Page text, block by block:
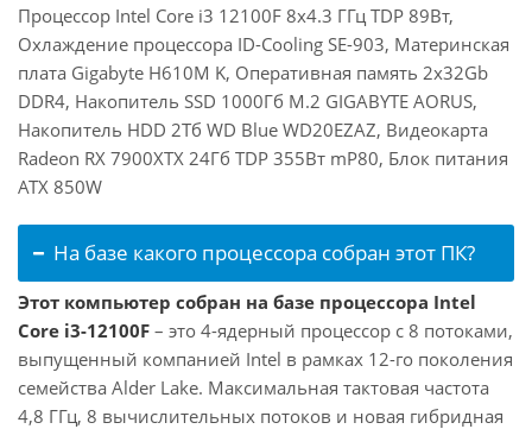
Процессор Intel Core i3 12100F 8x4.3 ГГц TDP 89Вт,
Охлаждение процессора ID-Cooling SE-903, Материнская
плата Gigabyte H610M K, Оперативная память 2x32Gb
DDR4, Накопитель SSD 1000Гб M.2 GIGABYTE AORUS,
Накопитель HDD 2Тб WD Blue WD20EZAZ, Видеокарта
Radeon RX 7900XTX 24Гб TDP 355Вт mP80, Блок питания
ATX 850W
На базе какого процессора собран этот ПК?
Этот компьютер собран на базе процессора Intel
Core i3-12100F – это 4-ядерный процессор с 8 потоками,
выпущенный компанией Intel в рамках 12-го поколения
семейства Alder Lake. Максимальная тактовая частота
4,8 ГГц, 8 вычислительных потоков и новая гибридная